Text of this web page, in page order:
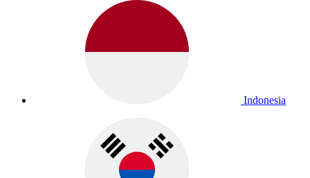
Indonesia